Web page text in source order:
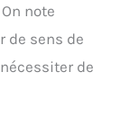
note
de sens de
de